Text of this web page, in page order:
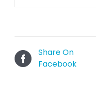
Share On
Facebook